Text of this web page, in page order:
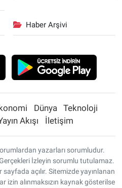
Haber Arşivi
Dünya
Teknoloji
Akışı İletişim
yazarları sorumludur.
İzleyin sorumlu tutulamaz.
açılır. Sitemizde yayınlanan
izin alınmaksızın kaynak gösterilse